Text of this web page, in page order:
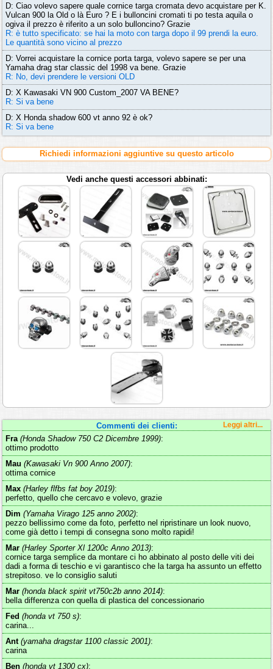
D: Ciao volevo sapere quale cornice targa cromata devo acquistare per K.
Vulcan 900 la Old o là Euro ? E i bulloncini cromati ti po testa aquila o
ogiva il prezzo è riferito a un solo bulloncino? Grazie
R: è tutto specificato: se hai la moto con targa dopo il 99 prendi la euro.
Le quantità sono vicino al prezzo
D: Vorrei acquistare la cornice porta targa, volevo sapere se per una
Yamaha drag star classic del 1998 va bene. Grazie
R: No, devi prendere le versioni OLD
D: X Kawasaki VN 900 Custom_2007 VA BENE?
R: Si va bene
D: X Honda shadow 600 vt anno 92 è ok?
R: Si va bene
Richiedi informazioni aggiuntive su questo articolo
Vedi anche questi accessori abbinati:
Commenti dei clienti: Leggi altri...
Fra (Honda Shadow 750 C2 Dicembre 1999):
ottimo prodotto
Mau (Kawasaki Vn 900 Anno 2007):
ottima cornice
Max (Harley flfbs fat boy 2019):
perfetto, quello che cercavo e volevo, grazie
Dim (Yamaha Virago 125 anno 2002):
pezzo bellissimo come da foto, perfetto nel ripristinare un look nuovo,
come già detto i tempi di consegna sono molto rapidi!
Mar (Harley Sporter Xl 1200c Anno 2013):
cornice targa semplice da montare ci ho abbinato al posto delle viti dei
dadi a forma di teschio e vi garantisco che la targa ha assunto un effetto
strepitoso. ve lo consiglio saluti
Mar (honda black spirit vt750c2b anno 2014):
bella differenza con quella di plastica del concessionario
Fed (honda vt 750 s):
carina...
Ant (yamaha dragstar 1100 classic 2001):
carina
Ben (honda vt 1300 cx):